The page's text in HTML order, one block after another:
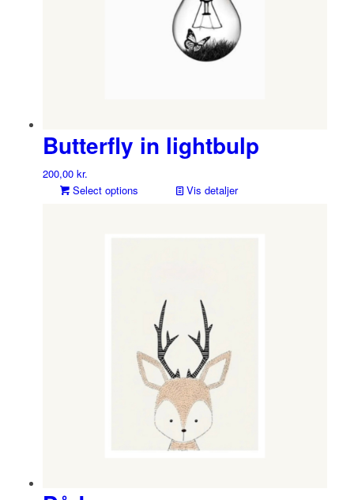
Butterfly in lightbulp
200,00 kr.
Select options
Vis detaljer